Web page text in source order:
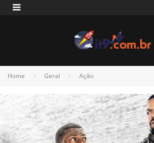
Home Geral Ação